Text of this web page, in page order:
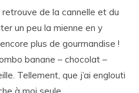
retrouve de la cannelle et du
un peu la mienne en y
plus de gourmandise !
banane – chocolat –
Tellement, que j’ai englouti